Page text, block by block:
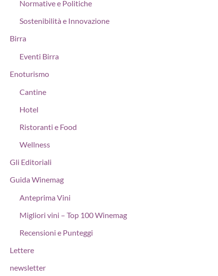
Normative e Politiche
Sostenibilità e Innovazione
Birra
Eventi Birra
Enoturismo
Cantine
Hotel
Ristoranti e Food
Wellness
Gli Editoriali
Guida Winemag
Anteprima Vini
Migliori vini – Top 100 Winemag
Recensioni e Punteggi
Lettere
newsletter